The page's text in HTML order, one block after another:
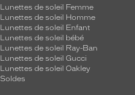
Lunettes de soleil Femme
Lunettes de soleil Homme
Lunettes de soleil Enfant
Lunettes de soleil bébé
Lunettes de soleil Ray-Ban
Lunettes de soleil Gucci
Lunettes de soleil Oakley
Soldes